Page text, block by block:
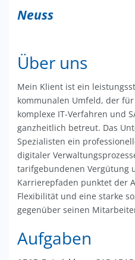
Neuss
Über uns
Mein Klient ist ein
kommunalen Umfeld, der
komplexe IT-Verfahren und
ganzheitlich betreut. Das
Spezialisten ein
digitaler
tarifgebundenen Vergütung
Karrierepfaden punktet der
Flexibilität und eine starke
gegenüber seinen
Aufgaben